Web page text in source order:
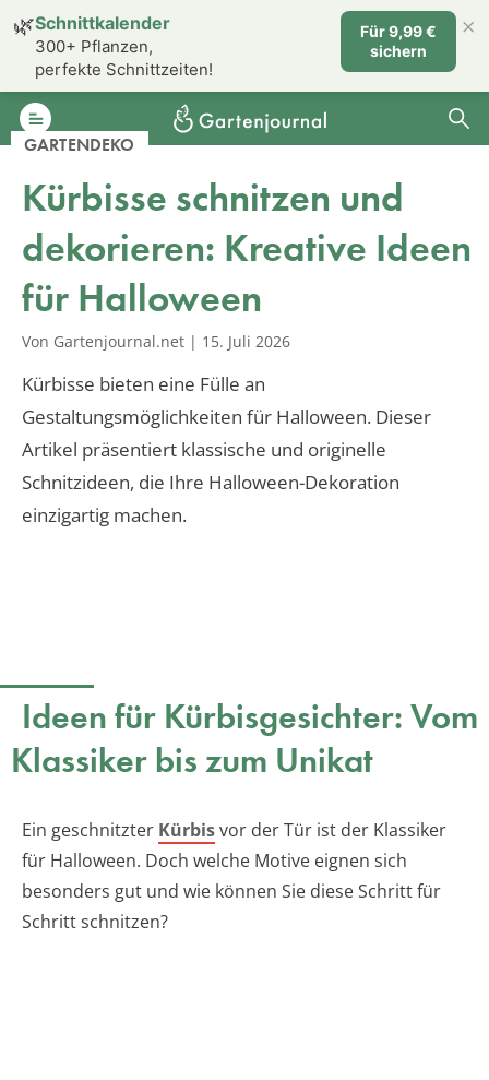
GARTENDEKO
Kürbisse schnitzen und
dekorieren: Kreative Ideen
für Halloween
Von Gartenjournal.net | 15. Juli 2026
Kürbisse bieten eine Fülle an
Gestaltungsmöglichkeiten für Halloween. Dieser
Artikel präsentiert klassische und originelle
Schnitzideen, die Ihre Halloween-Dekoration
einzigartig machen.
Ideen für Kürbisgesichter: Vom
Klassiker bis zum Unikat
Ein geschnitzter Kürbisvor der Tür ist der Klassiker
für Halloween. Doch welche Motive eignen sich
besonders gut und wie können Sie diese Schritt für
Schritt schnitzen?
🌿Schnittkalender
300+ Pflanzen,
perfekte Schnittzeiten!
Für 9,99 €
sichern
×